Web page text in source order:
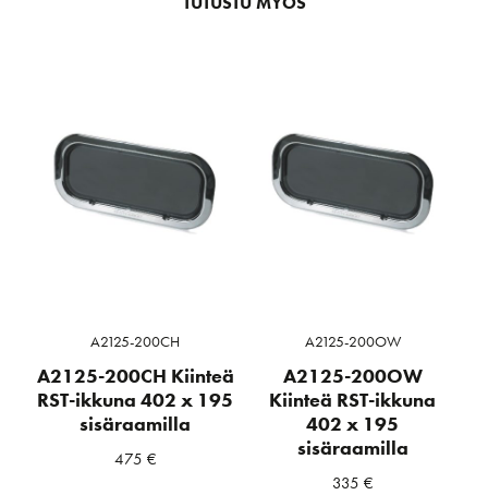
A2125-200CH
A2125-200CH Kiinteä
RST-ikkuna 402 x 195
sisäraamilla
475 €
A2125-200OW
A2125-200OW
Kiinteä RST-ikkuna
402 x 195
sisäraamilla
335 €